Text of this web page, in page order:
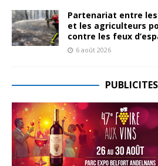
Partenariat entre
et les agriculteurs
contre les feux
6 août 2026
PUBLICITES